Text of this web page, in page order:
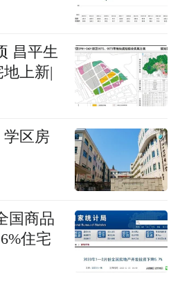
昌平生
上新|
区房
国商品
住宅